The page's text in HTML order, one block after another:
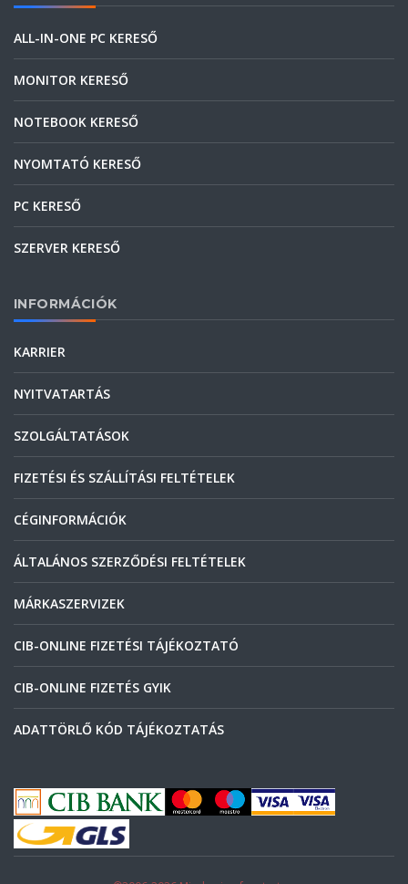
ALL-IN-ONE PC KERESŐ
MONITOR KERESŐ
NOTEBOOK KERESŐ
NYOMTATÓ KERESŐ
PC KERESŐ
SZERVER KERESŐ
INFORMÁCIÓK
KARRIER
NYITVATARTÁS
SZOLGÁLTATÁSOK
FIZETÉSI ÉS SZÁLLÍTÁSI FELTÉTELEK
CÉGINFORMÁCIÓK
ÁLTALÁNOS SZERZŐDÉSI FELTÉTELEK
MÁRKASZERVIZEK
CIB-ONLINE FIZETÉSI TÁJÉKOZTATÓ
CIB-ONLINE FIZETÉS GYIK
ADATTÖRLŐ KÓD TÁJÉKOZTATÁS